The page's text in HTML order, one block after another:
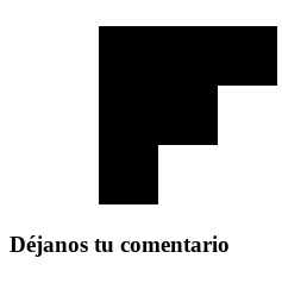
Déjanos tu comentario